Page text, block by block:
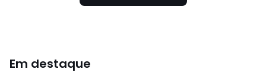
Em destaque